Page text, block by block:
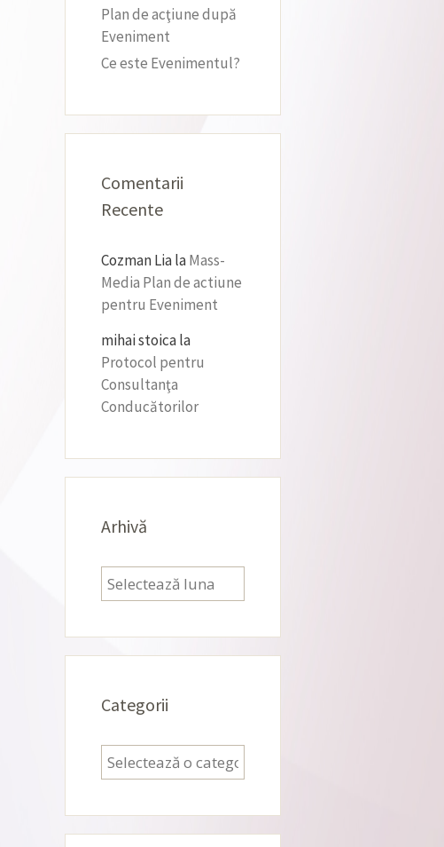
Plan de acţiune după
Eveniment
Ce este Evenimentul?
Comentarii
Recente
Cozman LialaMass-
Media Plan de actiune
pentru Eveniment
mihai stoicala
Protocol pentru
Consultanţa
Conducătorilor
Arhivă
Arhivă
Categorii
Categorii